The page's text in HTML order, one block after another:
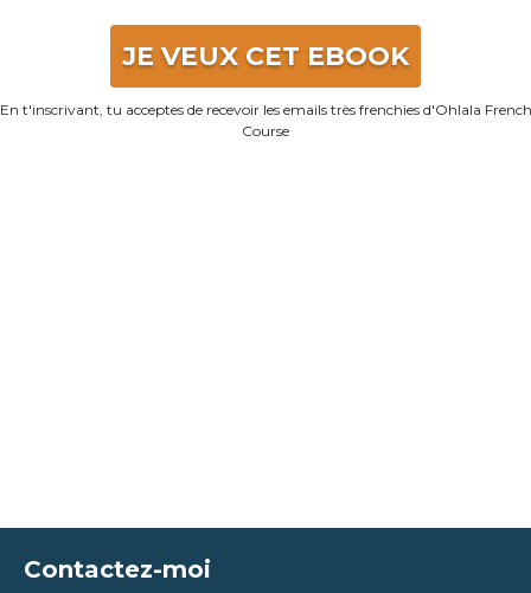
JE VEUX CET EBOOK
En t'inscrivant, tu acceptes de recevoir les emails très frenchies d'Ohlala French
Course
Contactez-moi